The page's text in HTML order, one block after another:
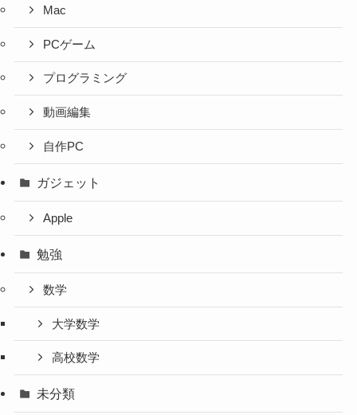
Mac
PCゲーム
プログラミング
動画編集
自作PC
ガジェット
Apple
勉強
数学
大学数学
高校数学
未分類